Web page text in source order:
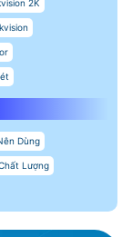
2K
Dùng
Lượng